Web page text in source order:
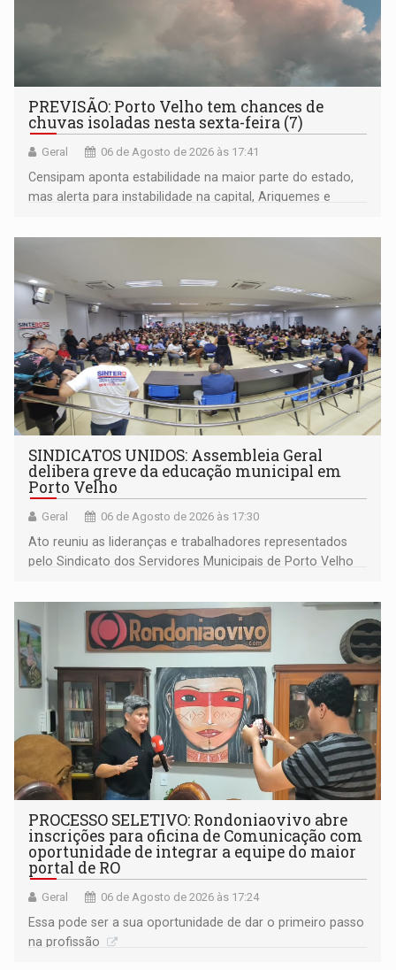
PREVISÃO: Porto Velho tem chances de
chuvas isoladas nesta sexta-feira (7)
Geral 06 de Agosto de 2026 às 17:41
Censipam aponta estabilidade na maior parte do estado,
mas alerta para instabilidade na capital, Ariquemes e
SINDICATOS UNIDOS: Assembleia Geral
delibera greve da educação municipal em
Porto Velho
Geral 06 de Agosto de 2026 às 17:30
Ato reuniu as lideranças e trabalhadores representados
pelo Sindicato dos Servidores Municipais de Porto Velho
PROCESSO SELETIVO: Rondoniaovivo abre
inscrições para oficina de Comunicação com
oportunidade de integrar a equipe do maior
portal de RO
Geral 06 de Agosto de 2026 às 17:24
Essa pode ser a sua oportunidade de dar o primeiro passo
na profissão